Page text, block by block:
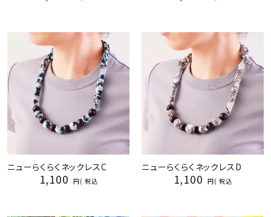
ニューらくらくネックレスC
1,100 税込
ニューらくらくネックレスD
1,100 税込